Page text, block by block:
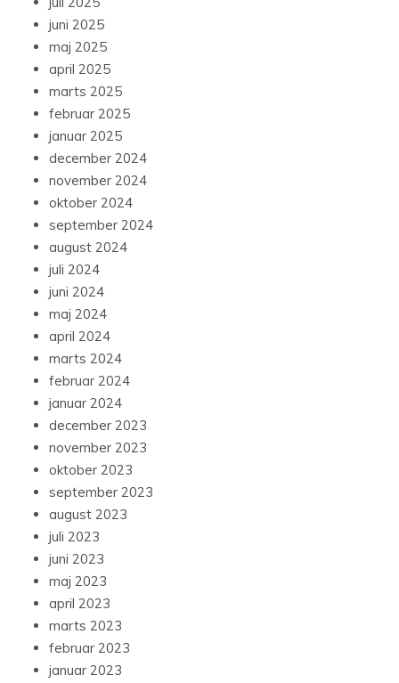
juni 2025
maj 2025
april 2025
marts 2025
februar 2025
januar 2025
december 2024
november 2024
oktober 2024
september 2024
august 2024
juli 2024
juni 2024
maj 2024
april 2024
marts 2024
februar 2024
januar 2024
december 2023
november 2023
oktober 2023
september 2023
august 2023
juli 2023
juni 2023
maj 2023
april 2023
marts 2023
februar 2023
januar 2023